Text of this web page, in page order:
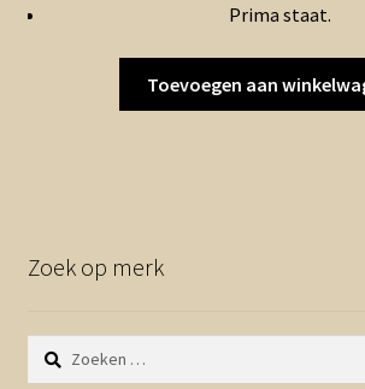
Prima staat.
Toevoegen aan
Zoek op merk
Zoeken
naar: